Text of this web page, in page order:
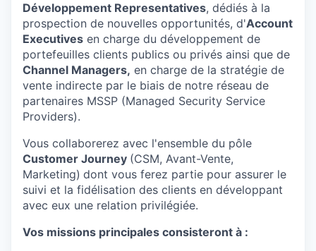
Développement Representatives, dédiés à la
prospection de nouvelles opportunités, d'Account
Executives en charge du développement de
portefeuilles clients publics ou privés ainsi que de
Channel Managers, en charge de la stratégie de
vente indirecte par le biais de notre réseau de
partenaires MSSP (Managed Security Service
Providers).
Vous collaborerez avec l'ensemble du pôle
Customer Journey (CSM, Avant-Vente,
Marketing) dont vous ferez partie pour assurer le
suivi et la fidélisation des clients en développant
avec eux une relation privilégiée.
Vos missions principales consisteront à :